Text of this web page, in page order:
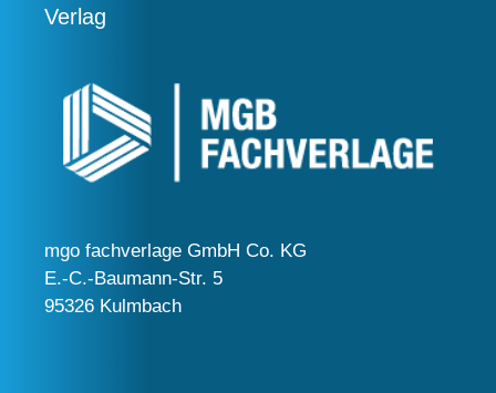
Verlag
mgo fachverlage GmbH Co. KG
E.-C.-Baumann-Str. 5
95326 Kulmbach